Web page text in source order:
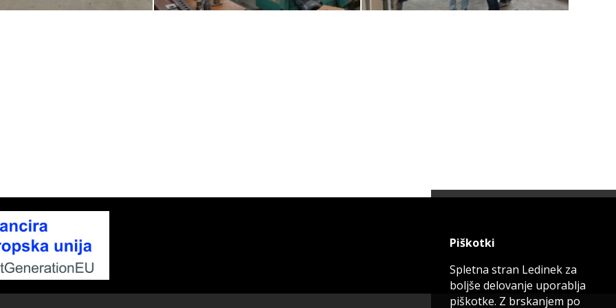
Piškotki
Spletna stran Ledinek za
boljše delovanje uporablja
piškotke. Z brskanjem po